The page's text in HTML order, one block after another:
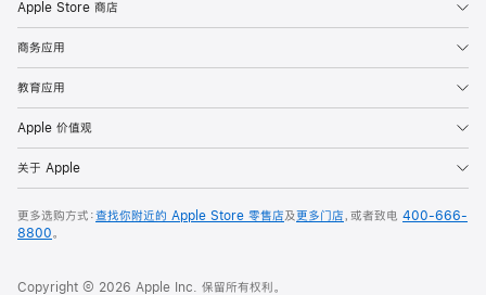
Apple Store 商店
商务应用
教育应用
Apple 价值观
关于 Apple
更多选购方式：查找你附近的 Apple Store 零售店及更多门店，或者致电 400-666-
8800。
Copyright © 2026 Apple Inc. 保留所有权利。